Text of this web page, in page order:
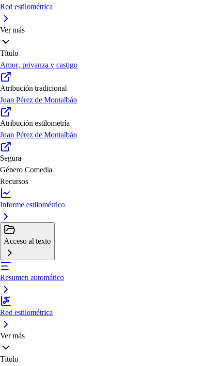
Red estilométrica
Ver más
Título
Amor‚ privanza y castigo
Atribución tradicional
Juan Pérez de Montalbán
Atribución estilometría
Juan Pérez de Montalbán
Segura
Género Comedia
Recursos
Informe estilométrico
Acceso al texto
Resumen automático
Red estilométrica
Ver más
Título